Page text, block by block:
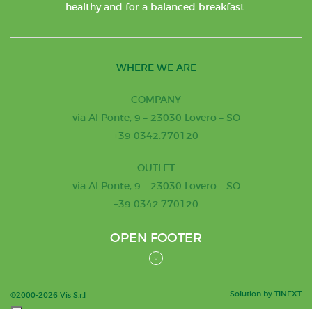
healthy and for a balanced breakfast.
WHERE WE ARE
COMPANY
via Al Ponte, 9 – 23030 Lovero – SO
+39 0342.770120
OUTLET
via Al Ponte, 9 – 23030 Lovero – SO
+39 0342.770120
OPEN FOOTER
©2000-2026 Vis S.r.l Solution by TINEXT